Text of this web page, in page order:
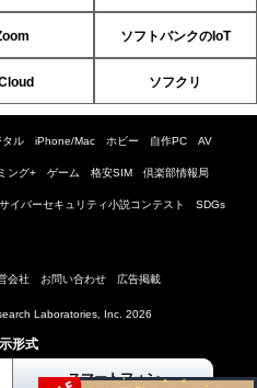
ソフトバンクのIoT
ソフクリ
タル iPhone/Mac ホビー 自作PC AV
ング+ ゲーム 格安SIM 倶楽部情報局
サイバーセキュリティ小説コンテスト SDGs
会社 お問い合わせ 広告掲載
Laboratories, Inc. 2026
形式
スマートフォン